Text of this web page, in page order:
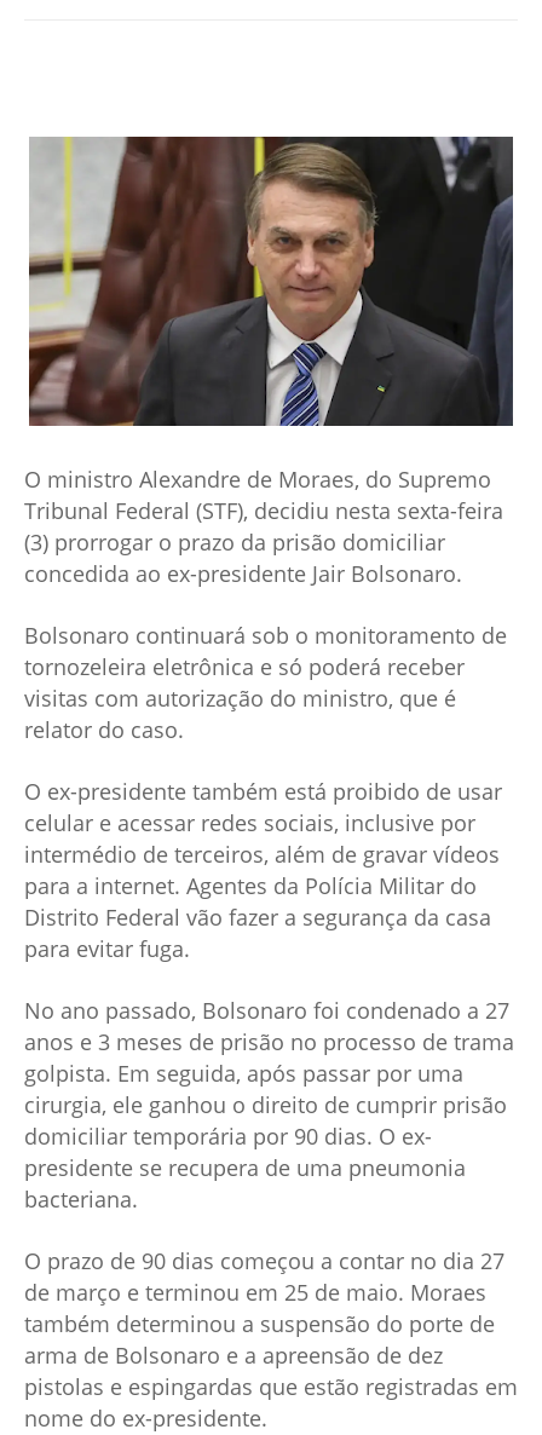
O ministro Alexandre de Moraes, do Supremo
Tribunal Federal (STF), decidiu nesta sexta-feira
(3) prorrogar o prazo da prisão domiciliar
concedida ao ex-presidente Jair Bolsonaro.
Bolsonaro continuará sob o monitoramento de
tornozeleira eletrônica e só poderá receber
visitas com autorização do ministro, que é
relator do caso.
O ex-presidente também está proibido de usar
celular e acessar redes sociais, inclusive por
intermédio de terceiros, além de gravar vídeos
para a internet. Agentes da Polícia Militar do
Distrito Federal vão fazer a segurança da casa
para evitar fuga.
No ano passado, Bolsonaro foi condenado a 27
anos e 3 meses de prisão no processo de trama
golpista. Em seguida, após passar por uma
cirurgia, ele ganhou o direito de cumprir prisão
domiciliar temporária por 90 dias. O ex-
presidente se recupera de uma pneumonia
bacteriana.
O prazo de 90 dias começou a contar no dia 27
de março e terminou em 25 de maio. Moraes
também determinou a suspensão do porte de
arma de Bolsonaro e a apreensão de dez
pistolas e espingardas que estão registradas em
nome do ex-presidente.